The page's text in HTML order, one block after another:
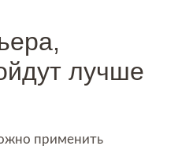
лучше
применить